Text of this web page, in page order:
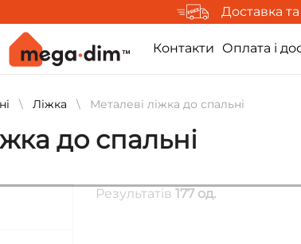
Доставка
Контакти Оплата і
\ Ліжка \ Металеві ліжка до спальні
до спальні
Результатів 177 од.